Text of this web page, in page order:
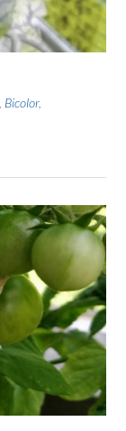
Bicolor,